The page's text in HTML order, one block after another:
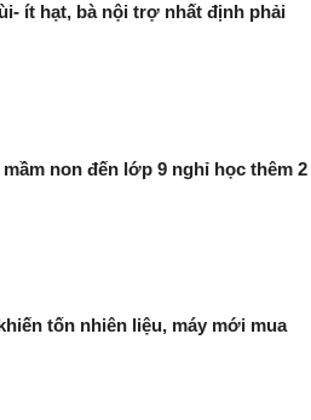
ít hạt, bà nội trợ nhất định phải
non đến lớp 9 nghỉ học thêm 2
tốn nhiên liệu, máy mới mua